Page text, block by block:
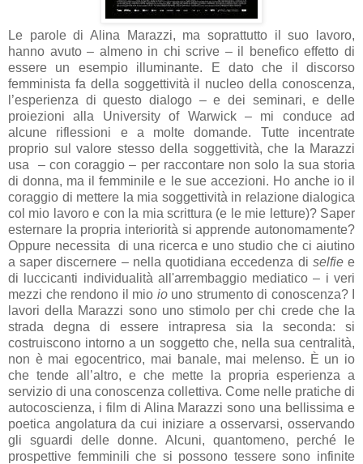
Le parole di Alina Marazzi, ma soprattutto il suo lavoro,
hanno avuto – almeno in chi scrive – il benefico effetto di
essere un esempio illuminante. E dato che il discorso
femminista fa della soggettività il nucleo della conoscenza,
l’esperienza di questo dialogo – e dei seminari, e delle
proiezioni alla University of Warwick – mi conduce ad
alcune riflessioni e a molte domande. Tutte incentrate
proprio sul valore stesso della soggettività, che la Marazzi
usa – con coraggio – per raccontare non solo la sua storia
di donna, ma il femminile e le sue accezioni. Ho anche io il
coraggio di mettere la mia soggettività in relazione dialogica
col mio lavoro e con la mia scrittura (e le mie letture)? Saper
esternare la propria interiorità si apprende autonomamente?
Oppure necessita di una ricerca e uno studio che ci aiutino
a saper discernere – nella quotidiana eccedenza di selfiee
di luccicanti individualità all'arrembaggio mediatico – i veri
mezzi che rendono il mio iouno strumento di conoscenza? I
lavori della Marazzi sono uno stimolo per chi crede che la
strada degna di essere intrapresa sia la seconda: si
costruiscono intorno a un soggetto che, nella sua centralità,
non è mai egocentrico, mai banale, mai melenso. È un io
che tende all’altro, e che mette la propria esperienza a
servizio di una conoscenza collettiva. Come nelle pratiche di
autocoscienza, i film di Alina Marazzi sono una bellissima e
poetica angolatura da cui iniziare a osservarsi, osservando
gli sguardi delle donne. Alcuni, quantomeno, perché le
prospettive femminili che si possono tessere sono infinite